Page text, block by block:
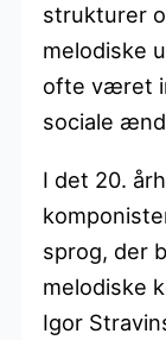
strukturer
melodiske
ofte været
sociale
I det 20.
sprog, der
melodiske
Igor